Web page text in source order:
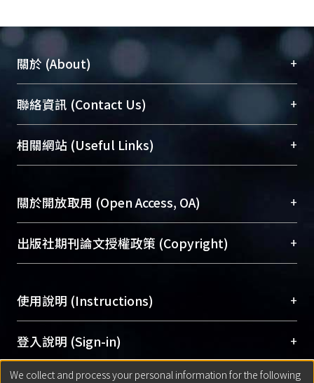
關於 (About) +
臺大位居世界頂尖大學之列，為永久珍藏及向國際
展現本校豐碩的研究成果及學術能量，圖書館整合
機構典藏（NTUR）與學術庫（AH）不同功能平
台，成為臺大學術典藏NTU scholars。期能整合研
成果。
To permanently archive and promote researcher
profiles and scholarly works, Library integrates the
services of “NTU Repository” with “Academic
聯絡資訊 (Contact Us) +
總館學科館員(Main Library)
醫學圖書館學科館員(Medical Library)
Sciences Library)
相關網站 (Useful Links) +
關於開放取用 (Open Access, OA) +
開放取用是從使用者角度提升資訊取用性的社會運
動，應用在學術研究上是透過將研究著作公開供使
用逐年攀升。同時可加速研究發展、提升研究影響
Archive）平台。 （點選深入了解OA）
出版社期刊論文授權政策 (Copyright) +
含部分內容的版權非匯入者所有，或由第三方贊
助與合作完成，請確認該版權所有者及第三方同
意提供此授權。
Please represent that the submission is your
original work, and that you have the right to
使用說明 (Instructions) +
網站簡介(Quickstart Guide)
使用手冊(Instruction Manual)
線上預約服務(Booking Service)
登入說明 (Sign-in) +
We collect and process your personal information for the following